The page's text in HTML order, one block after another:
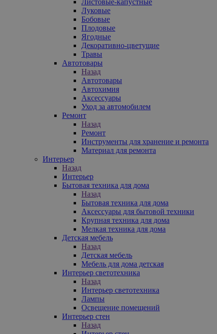
Луковые
Бобовые
Плодовые
Ягодные
Декоративно-цветущие
Травы
Автотовары
Назад
Автотовары
Автохимия
Аксессуары
Уход за автомобилем
Ремонт
Назад
Ремонт
Инструменты для хранение и ремонта
Материал для ремонта
Интерьер
Назад
Интерьер
Бытовая техника для дома
Назад
Бытовая техника для дома
Аксессуары для бытовой техники
Крупная техника для дома
Мелкая техника для дома
Детская мебель
Назад
Детская мебель
Мебель для дома детская
Интерьер светотехника
Назад
Интерьер светотехника
Лампы
Освещение помещений
Интерьер стен
Назад